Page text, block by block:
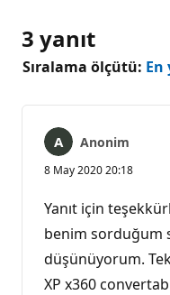
3 yanıt
Sıralama ölçütü: En
Anonim
8 May 2020 20:18
Yanıt için
benim sorduğum
düşünüyorum.
XP x360